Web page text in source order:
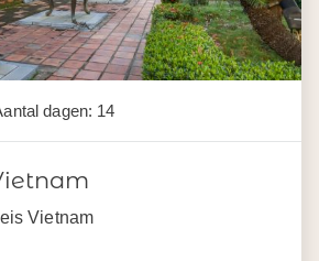
dagen: 14
Vietnam